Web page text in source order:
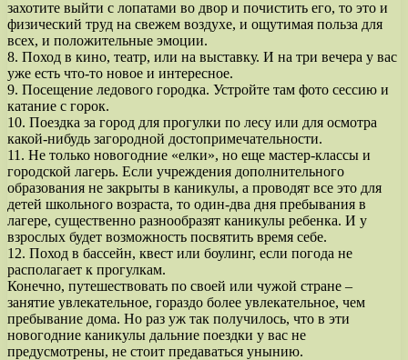
захотите выйти с лопатами во двор и почистить его, то это и
физический труд на свежем воздухе, и ощутимая польза для
всех, и положительные эмоции.
8. Поход в кино, театр, или на выставку. И на три вечера у вас
уже есть что-то новое и интересное.
9. Посещение ледового городка. Устройте там фото сессию и
катание с горок.
10. Поездка за город для прогулки по лесу или для осмотра
какой-нибудь загородной достопримечательности.
11. Не только новогодние «елки», но еще мастер-классы и
городской лагерь. Если учреждения дополнительного
образования не закрыты в каникулы, а проводят все это для
детей школьного возраста, то один-два дня пребывания в
лагере, существенно разнообразят каникулы ребенка. И у
взрослых будет возможность посвятить время себе.
12. Поход в бассейн, квест или боулинг, если погода не
располагает к прогулкам.
Конечно, путешествовать по своей или чужой стране –
занятие увлекательное, гораздо более увлекательное, чем
пребывание дома. Но раз уж так получилось, что в эти
новогодние каникулы дальние поездки у вас не
предусмотрены, не стоит предаваться унынию.